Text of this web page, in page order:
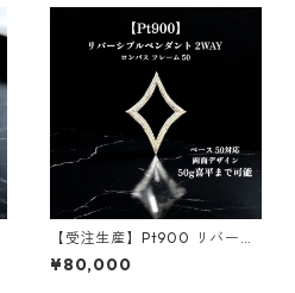
【受注生産】Pt900 リバーシ
ブルペンダント｜額縁フレー
ム〈ロンバス ベース50g用〉
¥80,000